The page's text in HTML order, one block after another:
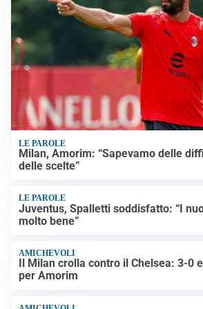
LE PAROLE
Milan, Amorim: “Sapevamo delle
delle scelte”
LE PAROLE
Juventus, Spalletti soddisfatto: “I
molto bene”
AMICHEVOLI
Il Milan crolla contro il Chelsea: 3-0
per Amorim